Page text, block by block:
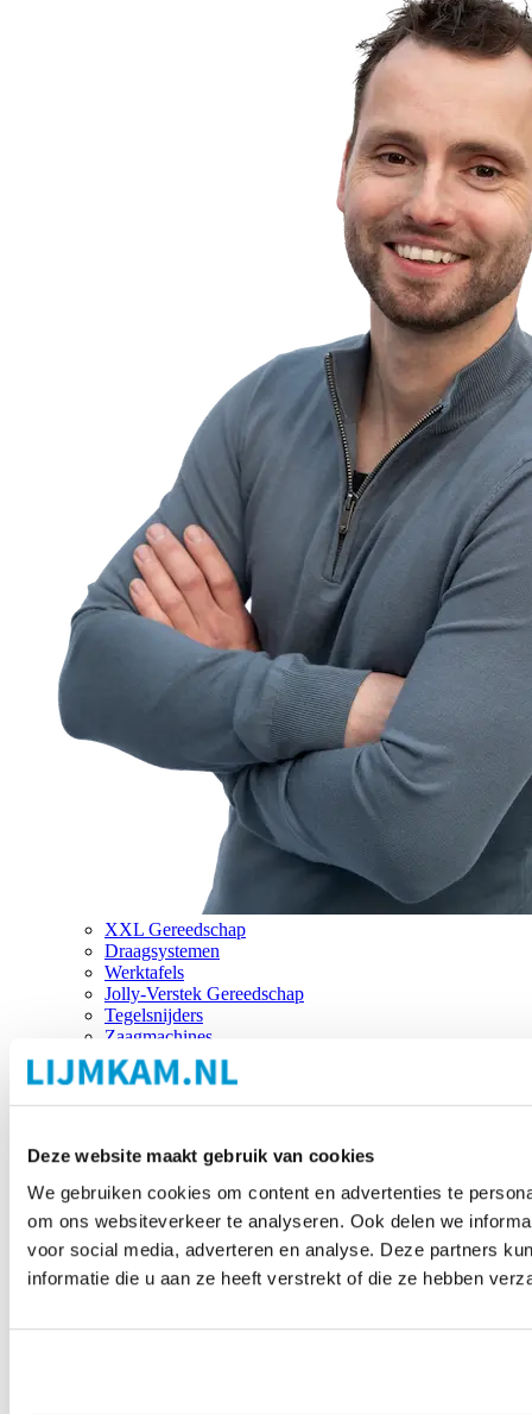
Deze website maakt gebruik van cookies
We gebruiken cookies om content en advertenties te
om ons websiteverkeer te analyseren. Ook delen we
voor social media, adverteren en analyse. Deze partners
informatie die u aan ze heeft verstrekt of die ze hebben
XXL Gereedschap
Draagsystemen
Werktafels
Jolly-Verstek Gereedschap
Tegelsnijders
Zaagmachines
Merken